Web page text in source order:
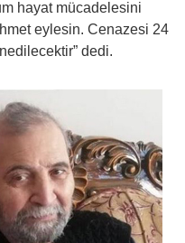
hayat mücadelesini
eylesin. Cenazesi 24
dedi.